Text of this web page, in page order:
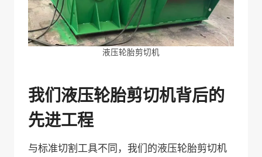
液压轮胎剪切机
我们液压轮胎剪切机背后的
先进工程
与标准切割工具不同，我们的液压轮胎剪切机